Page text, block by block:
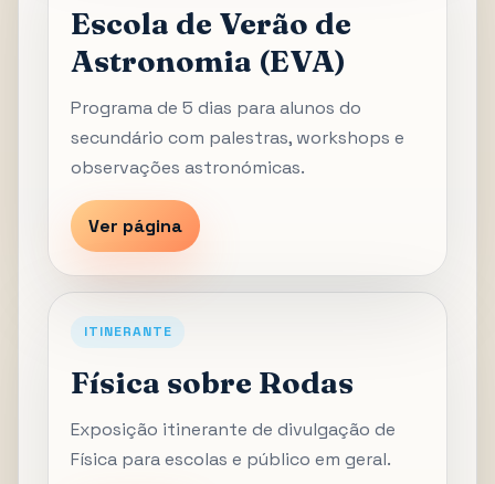
Escola de Verão de
Astronomia (EVA)
Programa de 5 dias para alunos do
secundário com palestras, workshops e
observações astronómicas.
Ver página
ITINERANTE
Física sobre Rodas
Exposição itinerante de divulgação de
Física para escolas e público em geral.